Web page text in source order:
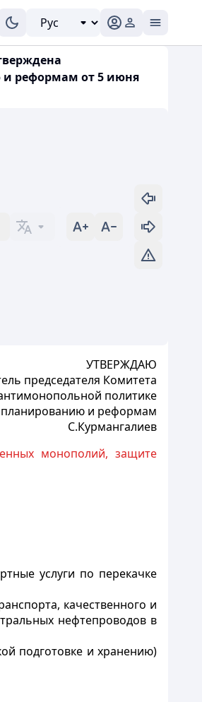
и реформам от 5 июня
УТВЕРЖДАЮ
председателя Комитета
политике
планированию и реформам
С.Курмангалиев
монополий, защите
услуги по перекачке
качественного и
нефтепроводов в
подготовке и хранению)